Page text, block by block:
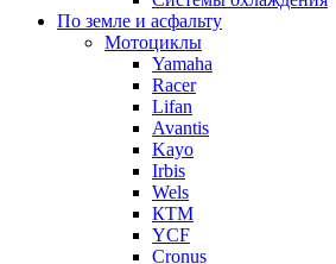
По земле и асфальту
Мотоциклы
Yamaha
Racer
Lifan
Avantis
Kayo
Irbis
Wels
КТМ
YCF
Cronus